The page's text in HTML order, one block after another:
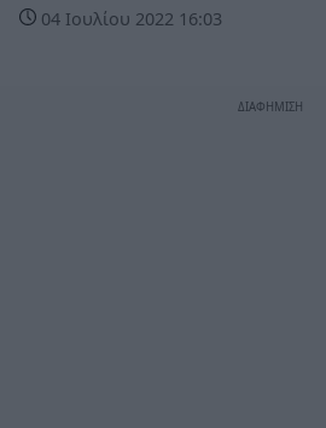
04 Ιουλίου 2022 16:03